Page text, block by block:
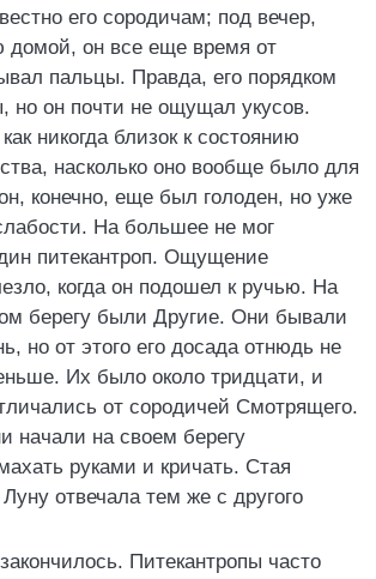
его сородичам; под вечер,
домой, он все еще время от
пальцы. Правда, его порядком
но он почти не ощущал укусов.
никогда близок к состоянию
насколько оно вообще было для
конечно, еще был голоден, но уже
На большее не мог
питекантроп. Ощущение
когда он подошел к ручью. На
берегу были Другие. Они бывали
но от этого его досада отнюдь не
Их было около тридцати, и
от сородичей Смотрящего.
начали на своем берегу
руками и кричать. Стая
отвечала тем же с другого
Питекантропы часто